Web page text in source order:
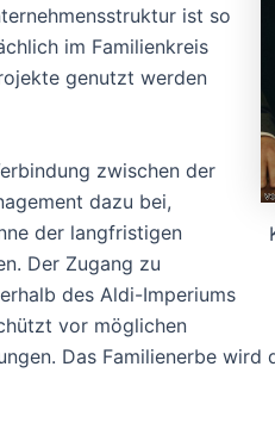
ist so
im Familienkreis
genutzt werden
zwischen der
dazu bei,
der langfristigen
Der Zugang zu
des Aldi-Imperiums
vor möglichen
Das Familienerbe